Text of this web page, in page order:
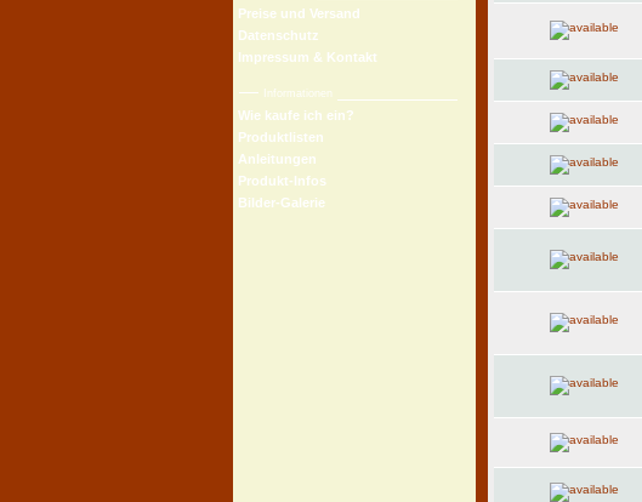
Preise und Versand
Datenschutz
Impressum & Kontakt
Informationen
Wie kaufe ich ein?
Produktlisten
Anleitungen
Produkt-Infos
Bilder-Galerie